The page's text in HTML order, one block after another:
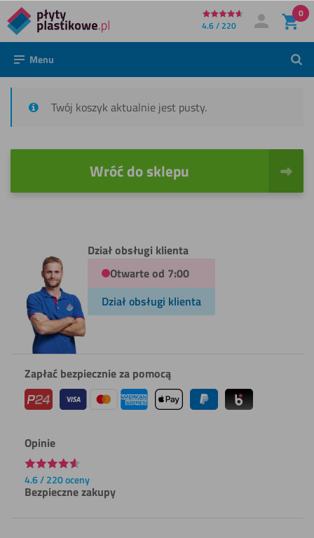
Bezpośrednio
do
treści
4.6 / 220 Moje konto
Zaloguj się
0
Menu
Twój koszyk aktualnie jest pusty.
Wróć do sklepu
Dział obsługi klienta
Otwarte od 7:00
Dział obsługi klienta
Zapłać bezpiecznie za pomocą
Opinie
4.6 / 220 oceny
Bezpieczne zakupy